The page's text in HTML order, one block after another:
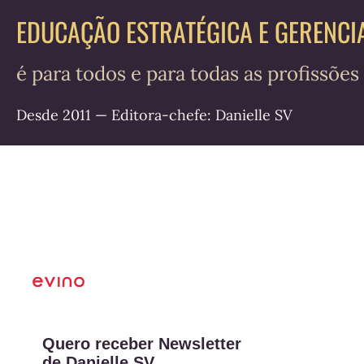
EDUCAÇÃO ESTRATÉGICA E
é para todos e para todas as profissões
Desde 2011 — Editora-chefe: Danielle SV
Quero receber Newsletter